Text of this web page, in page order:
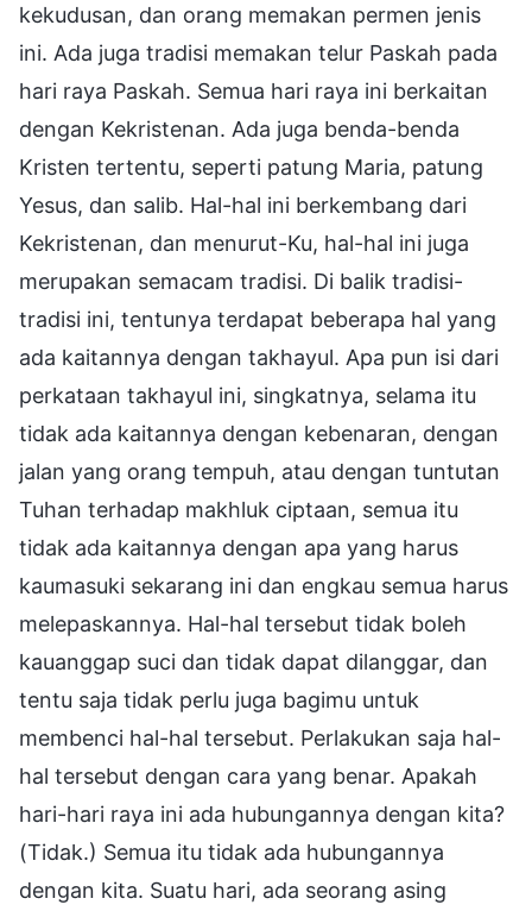
kekudusan, dan orang memakan permen jenis
ini. Ada juga tradisi memakan telur Paskah pada
hari raya Paskah. Semua hari raya ini berkaitan
dengan Kekristenan. Ada juga benda-benda
Kristen tertentu, seperti patung Maria, patung
Yesus, dan salib. Hal-hal ini berkembang dari
Kekristenan, dan menurut-Ku, hal-hal ini juga
merupakan semacam tradisi. Di balik tradisi-
tradisi ini, tentunya terdapat beberapa hal yang
ada kaitannya dengan takhayul. Apa pun isi dari
perkataan takhayul ini, singkatnya, selama itu
tidak ada kaitannya dengan kebenaran, dengan
jalan yang orang tempuh, atau dengan tuntutan
Tuhan terhadap makhluk ciptaan, semua itu
tidak ada kaitannya dengan apa yang harus
kaumasuki sekarang ini dan engkau semua harus
melepaskannya. Hal-hal tersebut tidak boleh
kauanggap suci dan tidak dapat dilanggar, dan
tentu saja tidak perlu juga bagimu untuk
membenci hal-hal tersebut. Perlakukan saja hal-
hal tersebut dengan cara yang benar. Apakah
hari-hari raya ini ada hubungannya dengan kita?
(Tidak.) Semua itu tidak ada hubungannya
dengan kita. Suatu hari, ada seorang asing